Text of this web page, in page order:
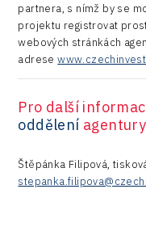
partnera, s nímž by se
projektu registrovat
webových stránkách
adrese
Pro další
oddělení
Štěpánka Filipová,